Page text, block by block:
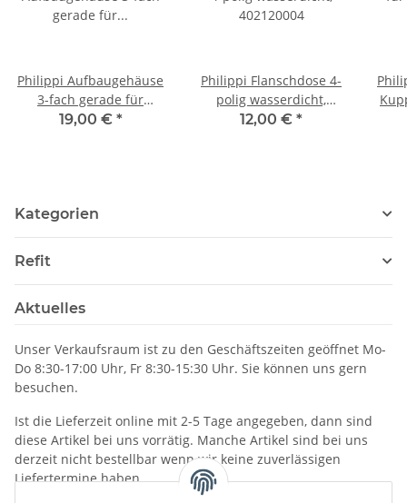
Philippi Aufbaugehäuse
3-fach gerade für
Flanschstecker oder
19,00 € *
Philippi Flanschdose 4-
polig wasserdicht,
402120004
12,00 € *
Kategorien
Refit
Aktuelles
Unser Verkaufsraum ist zu den Geschäftszeiten geöffnet Mo-
Do 8:30-17:00 Uhr, Fr 8:30-15:30 Uhr. Sie können uns gern
besuchen.
Ist die Lieferzeit online mit 2-5 Tage angegeben, dann sind
diese Artikel bei uns vorrätig. Manche Artikel sind bei uns
derzeit nicht bestellbar wenn wir keine zuverlässigen
Liefertermine haben.